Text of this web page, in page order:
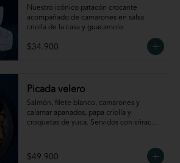
Nuestro icónico patacón crocante
acompañado de camarones en salsa
criolla de la casa y guacamole.
$34.900
Picada velero
Salmón, filete blanco, camarones y
calamar apanados, papa criolla y
croquetas de yuca. Servidos con sriracha
$49.900